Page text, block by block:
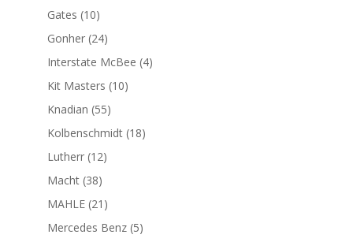
productos
Gates 1010
productos
Gonher 2424
productos
Interstate McBee 44
Kit Masters 1010
Knadian 5555
productos
Kolbenschmidt 1818
Lutherr 1212
Macht 3838
productos
MAHLE 21 21
productos
Mercedes Benz 55